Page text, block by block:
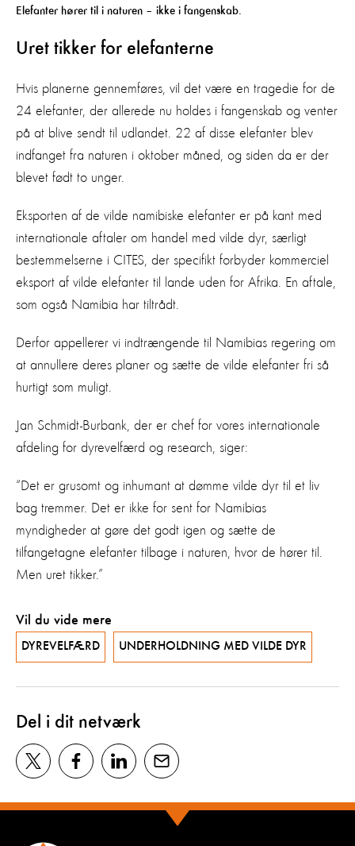
Elefanter hører til i naturen – ikke i fangenskab.
Uret tikker for elefanterne
Hvis planerne gennemføres, vil det være en tragedie for de
24 elefanter, der allerede nu holdes i fangenskab og venter
på at blive sendt til udlandet. 22 af disse elefanter blev
indfanget fra naturen i oktober måned, og siden da er der
blevet født to unger.
Eksporten af de vilde namibiske elefanter er på kant med
internationale aftaler om handel med vilde dyr, særligt
bestemmelserne i CITES, der specifikt forbyder kommerciel
eksport af vilde elefanter til lande uden for Afrika. En aftale,
som også Namibia har tiltrådt.
Derfor appellerer vi indtrængende til Namibias regering om
at annullere deres planer og sætte de vilde elefanter fri så
hurtigt som muligt.
Jan Schmidt-Burbank, der er chef for vores internationale
afdeling for dyrevelfærd og research, siger:
“Det er grusomt og inhumant at dømme vilde dyr til et liv
bag tremmer. Det er ikke for sent for Namibias
myndigheder at gøre det godt igen og sætte de
tilfangetagne elefanter tilbage i naturen, hvor de hører til.
Men uret tikker.”
Vil du vide mere
DYREVELFÆRD UNDERHOLDNING MED VILDE DYR
Del i dit netværk